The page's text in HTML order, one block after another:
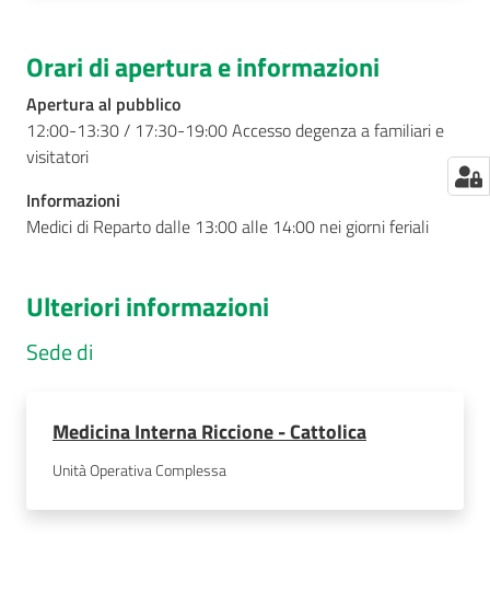
Orari di apertura e informazioni
Apertura al pubblico
12:00-13:30 / 17:30-19:00 Accesso degenza a familiari e
visitatori
Informazioni
Medici di Reparto dalle 13:00 alle 14:00 nei giorni feriali
Ulteriori informazioni
Sede di
Medicina Interna Riccione - Cattolica
Unità Operativa Complessa